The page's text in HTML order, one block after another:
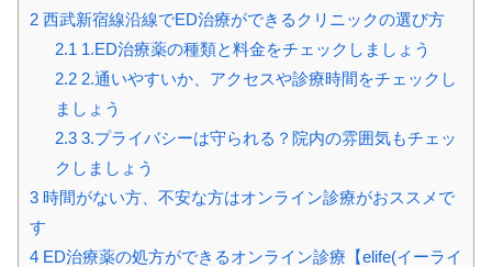
2 西武新宿線沿線でED治療ができるクリニックの選び方
2.1 1.ED治療薬の種類と料金をチェックしましょう
2.22.通いやすいか、アクセスや診療時間をチェックし
ましょう
2.33.プライバシーは守られる？院内の雰囲気もチェッ
クしましょう
3 時間がない方、不安な方はオンライン診療がおススメで
す
4 ED治療薬の処方ができるオンライン診療【elife(イーライ